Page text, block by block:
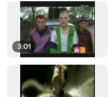
3:01